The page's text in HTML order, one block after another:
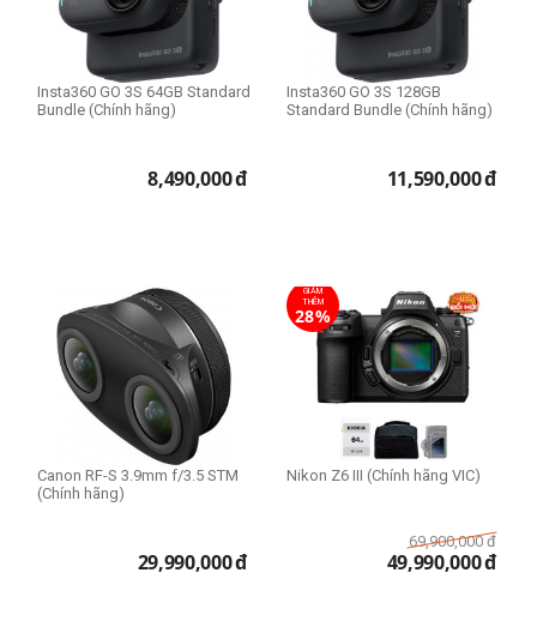
Insta360 GO 3S 64GB Standard
Bundle (Chính hãng)
8,490,000đ
Insta360 GO 3S 128GB
Standard Bundle (Chính hãng)
11,590,000đ
Canon RF-S 3.9mm f/3.5 STM
(Chính hãng)
29,990,000đ
GIẢM
THÊM
28%
Nikon Z6 III (Chính hãng VIC)
69,900,000 đ
49,990,000đ